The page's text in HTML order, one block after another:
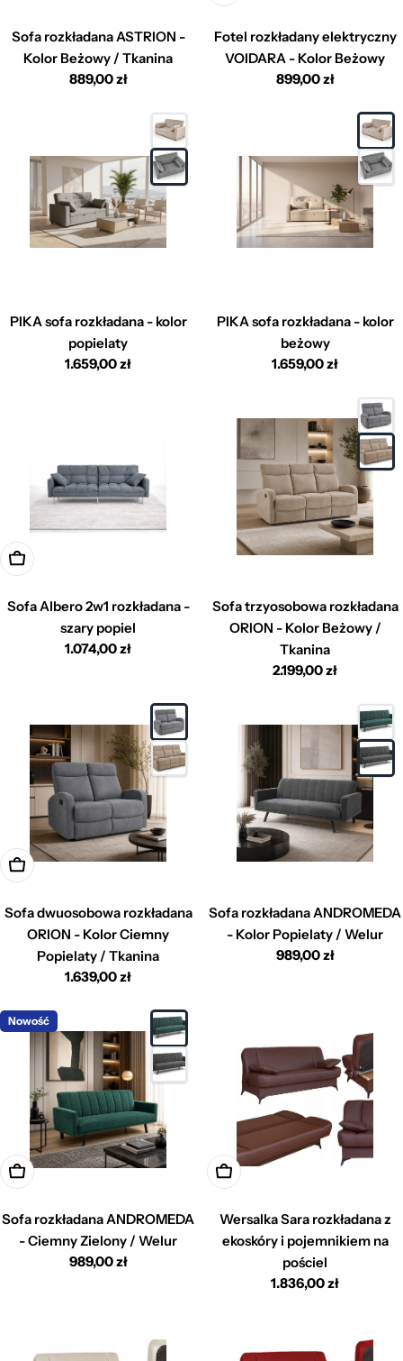
Sofa rozkładana ASTRION -
Kolor Beżowy / Tkanina
Cena
889,00 zł
Fotel rozkładany elektryczny
VOIDARA - Kolor Beżowy
Cena
899,00 zł
PIKA sofa rozkładana - kolor
popielaty
Cena
1.659,00 zł
PIKA sofa rozkładana - kolor
beżowy
Cena
1.659,00 zł
Dodaj do koszyka
Sofa Albero 2w1 rozkładana -
szary popiel
Cena
1.074,00 zł
Sofa trzyosobowa rozkładana
ORION - Kolor Beżowy /
Tkanina
Cena
2.199,00 zł
Dodaj do koszyka
Sofa dwuosobowa rozkładana
ORION - Kolor Ciemny
Popielaty / Tkanina
Cena
1.639,00 zł
Sofa rozkładana ANDROMEDA
- Kolor Popielaty / Welur
Cena
989,00 zł
Nowość
Dodaj do koszyka
Sofa rozkładana ANDROMEDA
- Ciemny Zielony / Welur
Cena
989,00 zł
Dodaj do koszyka
Wersalka Sara rozkładana z
ekoskóry i pojemnikiem na
pościel
Cena
1.836,00 zł